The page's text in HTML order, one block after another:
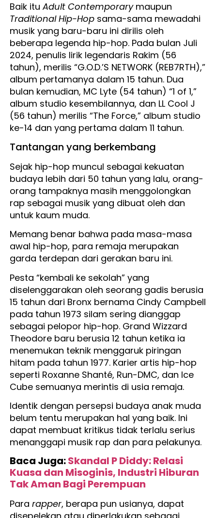
Baik ituAdult Contemporarymaupun
Traditional Hip-Hop sama-sama mewadahi
musik yang baru-baru ini dirilis oleh
beberapa legenda hip-hop. Pada bulan Juli
2024, penulis lirik legendaris Rakim (56
tahun), merilis “G.O.D.’S NETWORK (REB7RTH),”
album pertamanya dalam 15 tahun. Dua
bulan kemudian, MC Lyte (54 tahun) “1 of 1,”
album studio kesembilannya, dan LL Cool J
(56 tahun) merilis “The Force,” album studio
ke-14 dan yang pertama dalam 11 tahun.
Tantangan yang berkembang
Sejak hip-hop muncul sebagai kekuatan
budaya lebih dari 50 tahun yang lalu, orang-
orang tampaknya masih menggolongkan
rap sebagai musik yang dibuat oleh dan
untuk kaum muda.
Memang benar bahwa pada masa-masa
awal hip-hop, para remaja merupakan
garda terdepan dari gerakan baru ini.
Pesta “kembali ke sekolah” yang
diselenggarakan oleh seorang gadis berusia
15 tahun dari Bronx bernama Cindy Campbell
pada tahun 1973 silam sering dianggap
sebagai pelopor hip-hop. Grand Wizzard
Theodore baru berusia 12 tahun ketika ia
menemukan teknik menggaruk piringan
hitam pada tahun 1977. Karier artis hip-hop
seperti Roxanne Shanté, Run-DMC, dan Ice
Cube semuanya merintis di usia remaja.
Identik dengan persepsi budaya anak muda
belum tentu merupakan hal yang baik. Ini
dapat membuat kritikus tidak terlalu serius
menanggapi musik rap dan para pelakunya.
Baca Juga:Skandal P Diddy: Relasi
Kuasa dan Misoginis, Industri Hiburan
Tak Aman Bagi Perempuan
Para rapper, berapa pun usianya, dapat